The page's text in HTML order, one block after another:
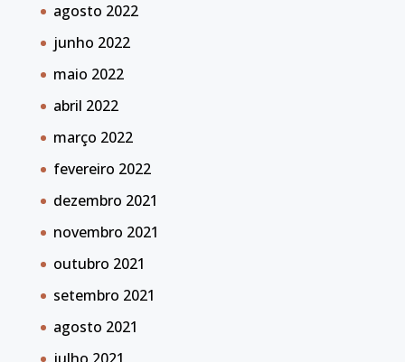
agosto 2022
junho 2022
maio 2022
abril 2022
março 2022
fevereiro 2022
dezembro 2021
novembro 2021
outubro 2021
setembro 2021
agosto 2021